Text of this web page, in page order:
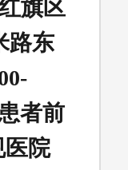
旗区
路东
者前
医院